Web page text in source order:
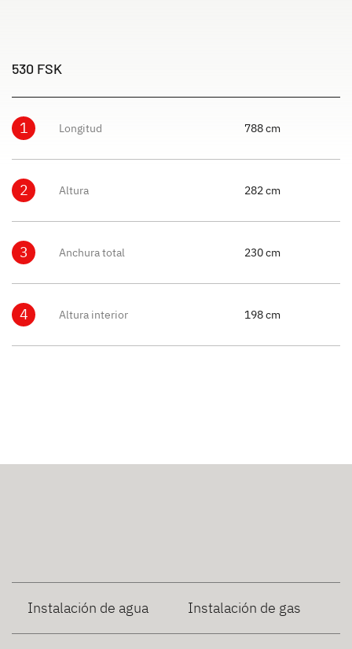
530 FSK
1 Longitud 788 cm
2 Altura 282 cm
3 Anchura total 230 cm
4 Altura interior 198 cm
Instalación de agua Instalación de gas